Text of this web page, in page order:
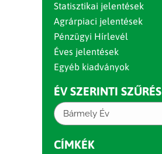
Statisztikai jelentések
Agrárpiaci jelentések
Pénzügyi Hírlevél
Éves jelentések
Egyéb kiadványok
ÉV SZERINTI SZŰRÉS
Bármely Év
CÍMKÉK